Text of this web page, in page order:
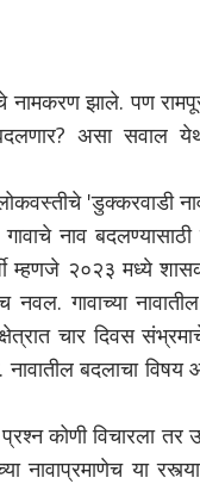
नामकरण झाले. पण
असा सवाल
'डुक्करवाडी
नाव
म्हणजे २०२३ मध्ये
गावाच्या
चार दिवस
नावातील बदलाचा विषय
कोणी विचारला तर
या